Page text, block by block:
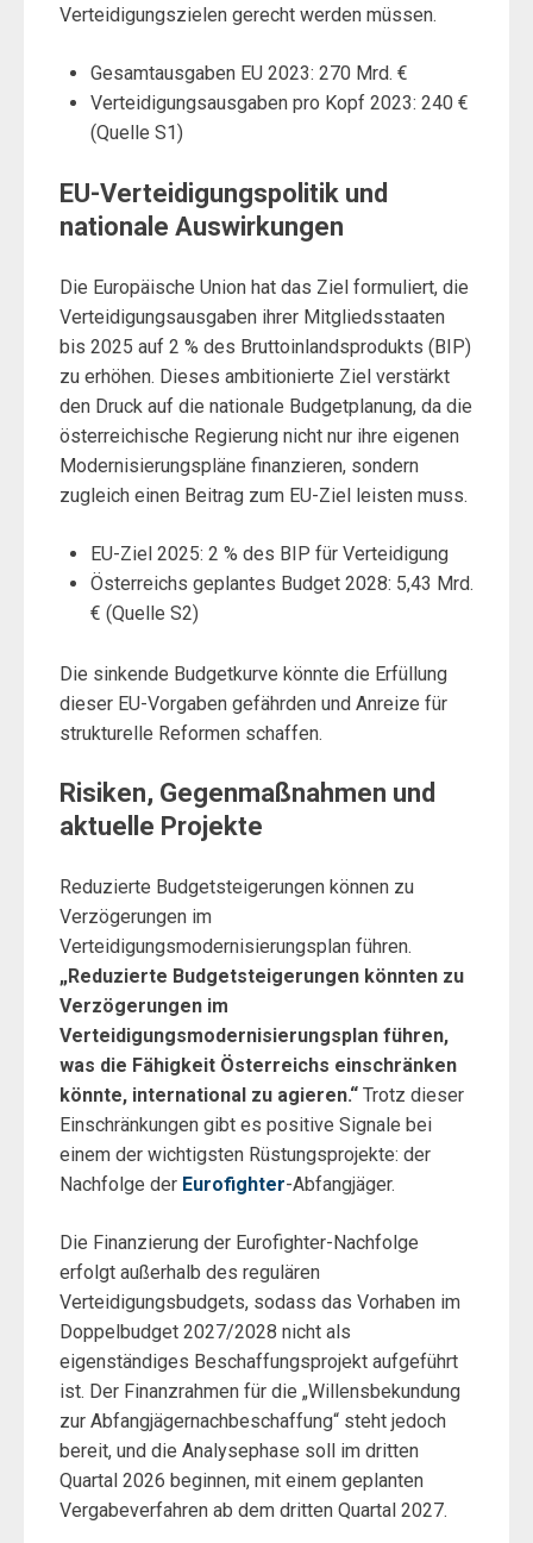
Verteidigungszielen gerecht werden müssen.
Gesamtausgaben EU 2023: 270 Mrd. €
Verteidigungsausgaben pro Kopf 2023: 240 €
(Quelle S1)
EU-Verteidigungspolitik und
nationale Auswirkungen
Die Europäische Union hat das Ziel formuliert, die
Verteidigungsausgaben ihrer Mitgliedsstaaten
bis 2025 auf 2 % des Bruttoinlandsprodukts (BIP)
zu erhöhen. Dieses ambitionierte Ziel verstärkt
den Druck auf die nationale Budgetplanung, da die
österreichische Regierung nicht nur ihre eigenen
Modernisierungspläne finanzieren, sondern
zugleich einen Beitrag zum EU-Ziel leisten muss.
EU-Ziel 2025: 2 % des BIP für Verteidigung
Österreichs geplantes Budget 2028: 5,43 Mrd.
€ (Quelle S2)
Die sinkende Budgetkurve könnte die Erfüllung
dieser EU-Vorgaben gefährden und Anreize für
strukturelle Reformen schaffen.
Risiken, Gegenmaßnahmen und
aktuelle Projekte
Reduzierte Budgetsteigerungen können zu
Verzögerungen im
Verteidigungsmodernisierungsplan führen.
„Reduzierte Budgetsteigerungen könnten zu
Verzögerungen im
Verteidigungsmodernisierungsplan führen,
was die Fähigkeit Österreichs einschränken
könnte, international zu agieren.“ Trotz dieser
Einschränkungen gibt es positive Signale bei
einem der wichtigsten Rüstungsprojekte: der
Nachfolge der Eurofighter-Abfangjäger.
Die Finanzierung der Eurofighter-Nachfolge
erfolgt außerhalb des regulären
Verteidigungsbudgets, sodass das Vorhaben im
Doppelbudget 2027/2028 nicht als
eigenständiges Beschaffungsprojekt aufgeführt
ist. Der Finanzrahmen für die „Willensbekundung
zur Abfangjägernachbeschaffung“ steht jedoch
bereit, und die Analysephase soll im dritten
Quartal 2026 beginnen, mit einem geplanten
Vergabeverfahren ab dem dritten Quartal 2027.